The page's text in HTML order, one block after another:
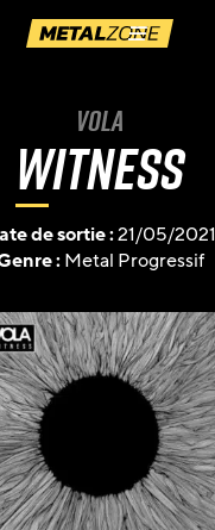
Menu
Vola
Witness
de sortie :21/05/2021
:Metal Progressif